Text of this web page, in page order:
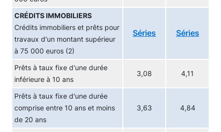
CRÉDITS IMMOBILIERS
Crédits immobiliers et prêts pour
travaux d'un montant supérieur
à 75 000 euros (2)
Séries Séries
Prêts à taux fixe d'une durée
inférieure à 10 ans
3,08 4,11
Prêts à taux fixe d'une durée
comprise entre 10 ans et moins
de 20 ans
3,63 4,84